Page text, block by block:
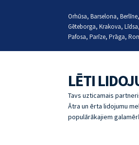
Orhūsa, Barselona,
Gēteborga, Krakova,
Pafosa, Parīze, Prāga,
Skip
to
navigation
Skip
to
content
LĒTI
Tavs uzticamais
Ātra un ērta lidojumu
populārākajiem